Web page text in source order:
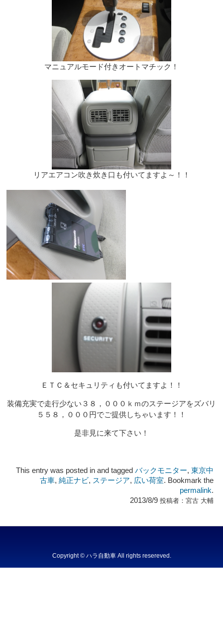
マニュアルモード付きオートマチック！
リアエアコン吹き炊き口も付いてますよ～！！
ＥＴＣ＆セキュリティも付いてますよ！！
装備充実で走行少ない３８，０００ｋｍのステージアをズバリ
５５８，０００円でご提供しちゃいます！！
是非見に来て下さい！
This entry was posted in and taggedバックモニター,東京中
古車,純正ナビ, ステージア, 広い荷室. Bookmark the
permalink.
2013/8/9 投稿者：宮古 大輔
Copyright © ハラ自動車 All rights resereved.Powered by DJCOM Inc.